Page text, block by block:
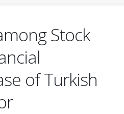
Stock
of Turkish